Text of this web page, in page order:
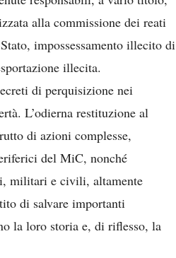
alla commissione dei reati
impossessamento illecito di
illecita.
di perquisizione nei
L’odierna restituzione al
di azioni complesse,
del MiC, nonché
militari e civili, altamente
di salvare importanti
la loro storia e, di riflesso, la